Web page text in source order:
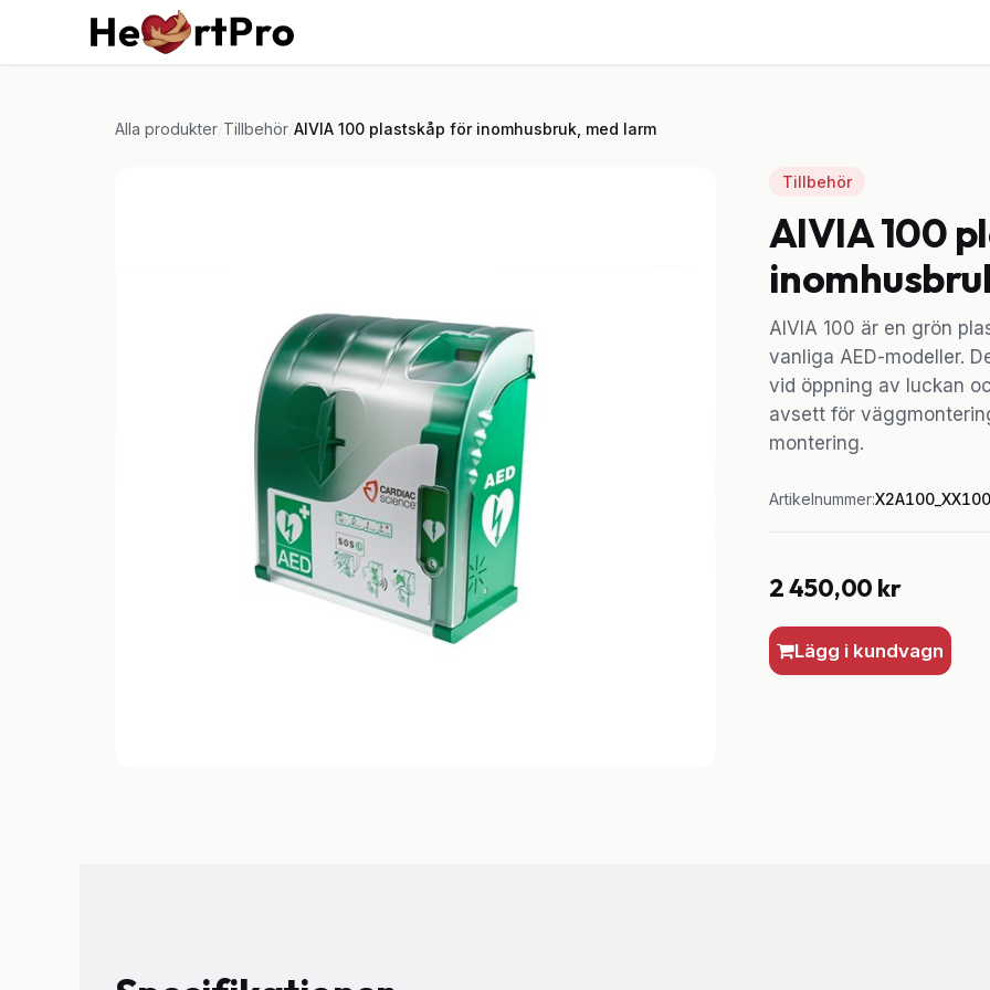
Hoppa till innehållet
Alla produkter Tillbehör AIVIA 100 plastskåp för inomhusbruk, med larm
Tillbehör
AIVIA 100
AIVIA 100 är en grön
vanliga AED-modeller.
vid öppning av luckan
avsett för
montering.
Artikelnummer:X2A100_XX100
2 450,00 kr
Lägg i kundvagn